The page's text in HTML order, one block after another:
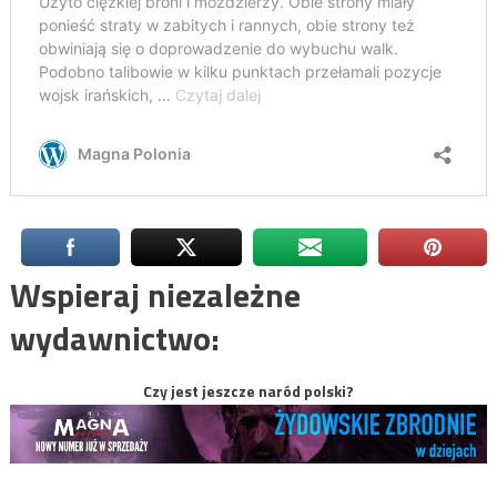
Wspieraj niezależne
wydawnictwo:
Czy jest jeszcze naród polski?